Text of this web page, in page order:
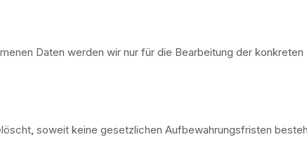
Daten werden wir nur für die Bearbeitung der konkreten
soweit keine gesetzlichen Aufbewahrungsfristen